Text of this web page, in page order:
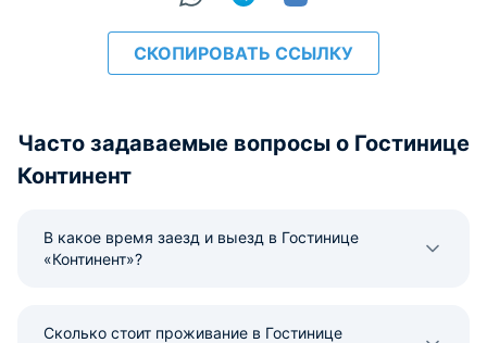
СКОПИРОВАТЬ ССЫЛКУ
Часто задаваемые вопросы о Гостинице
Континент
В какое время заезд и выезд в Гостинице
«Континент»?
Сколько стоит проживание в Гостинице